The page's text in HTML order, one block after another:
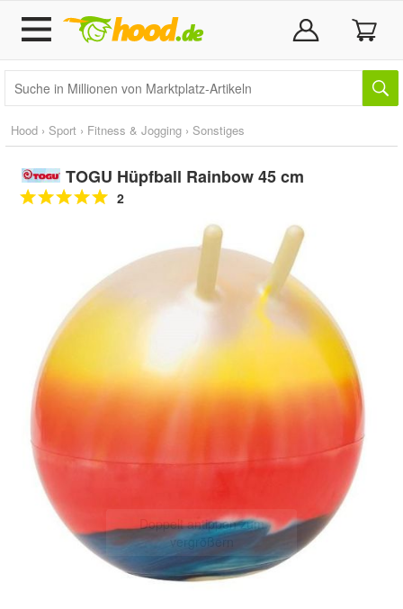
Hood › Sport › Fitness & Jogging › Sonstiges
TOGU Hüpfball Rainbow 45 cm
2
Doppelt antippen zum
vergrößern